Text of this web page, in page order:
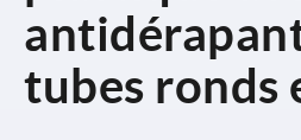
tubes ronds